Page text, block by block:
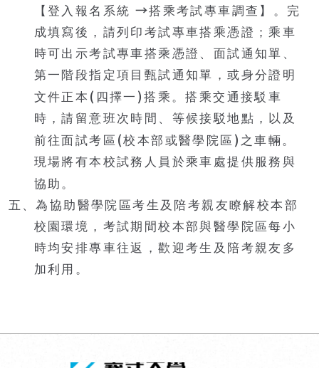
【登入報名系統 →搭乘考試專車調查】。完
成填寫後，請列印考試專車搭乘憑證；乘車
時可出示考試專車搭乘憑證、面試通知單、
第一階段指定項目甄試通知單，或身分證明
文件正本 ( 四擇一 )搭乘。搭乘交通接駁車
時，請留意班次時間、等候接駁地點，以及
前往面試考區 (校本部或醫學院區 ) 之車輛。
現場將有本校試務人員於乘車處提供服務與
協助。
五、為協助醫學院區考生及陪考親友瞭解校本部
校園環境，考試期間校本部與醫學院區每小
時均安排專車往返，歡迎考生及陪考親友多
加利用。
回頂端